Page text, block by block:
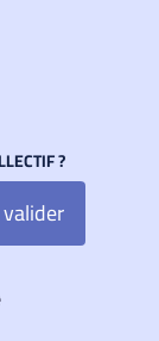
?